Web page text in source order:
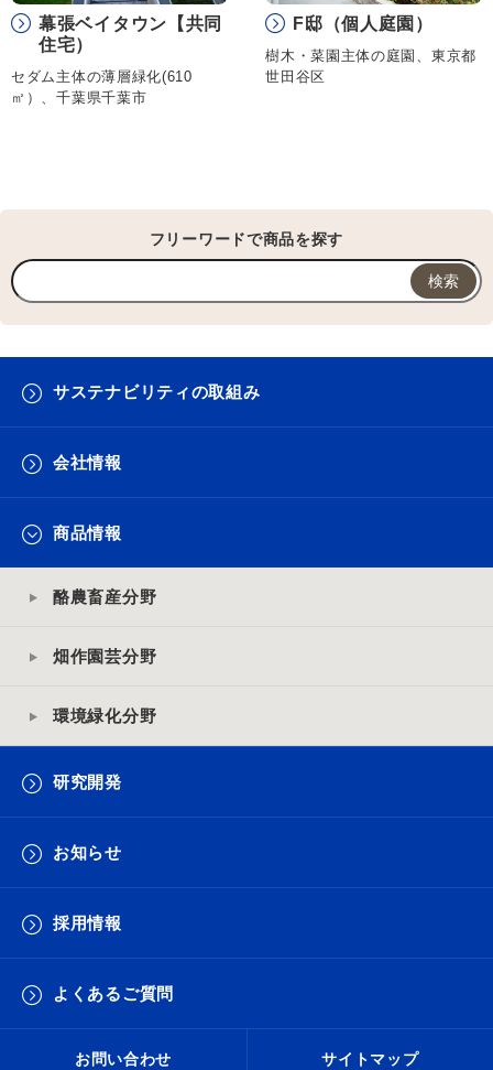
幕張ベイタウン【共同
住宅）
セダム主体の薄層緑化(610
㎡）、千葉県千葉市
F邸（個人庭園）
樹木・菜園主体の庭園、東京都
世田谷区
フリーワードで商品を探す
サステナビリティの取組み
会社情報
商品情報
酪農畜産分野
畑作園芸分野
環境緑化分野
研究開発
お知らせ
採用情報
よくあるご質問
お問い合わせ サイトマップ